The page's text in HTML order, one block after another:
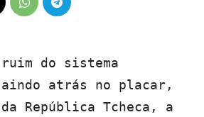
ruim do sistema
atrás no placar,
República Tcheca, a